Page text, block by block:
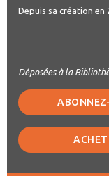
Depuis sa création en
Déposées à la